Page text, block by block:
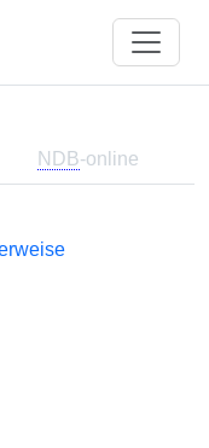
NDB-online